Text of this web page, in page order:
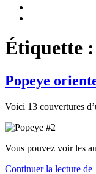
Étiquette :
Popeye
Voici 13 couvertures
Vous pouvez voir les
Continuer la lecture de